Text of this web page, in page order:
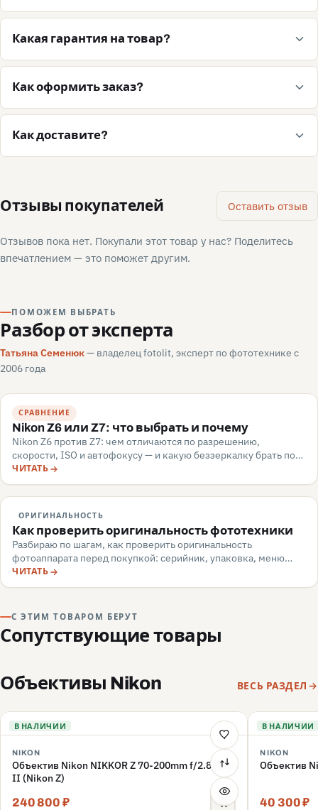
Какая гарантия на товар?
Как оформить заказ?
Как доставите?
Отзывы покупателей Оставить отзыв
Отзывов пока нет. Покупали этот товар у нас? Поделитесь
впечатлением — это поможет другим.
ПОМОЖЕМ ВЫБРАТЬ
Разбор от эксперта
Татьяна Семенюк— владелец fotolit, эксперт по фототехнике с
2006 года
СРАВНЕНИЕ
Nikon Z6 или Z7: что выбрать и почему
Nikon Z6 против Z7: чем отличаются по разрешению,
скорости, ISO и автофокусу — и какую беззеркалку брать под
репортаж или пейзаж. Разбор для апгрейдера, июнь 2026.
ЧИТАТЬ
ОРИГИНАЛЬНОСТЬ
Как проверить оригинальность фототехники
Разбираю по шагам, как проверить оригинальность
фотоаппарата перед покупкой: серийник, упаковка, меню
камеры, маркировка, документы — и какие красные флаги
говорят о подделке или сером импорте.
ЧИТАТЬ
С ЭТИМ ТОВАРОМ БЕРУТ
Сопутствующие товары
Объективы Nikon ВЕСЬ РАЗДЕЛ
В НАЛИЧИИ
NIKON
Объектив Nikon NIKKOR Z 70-200mm f/2.8 VR S
II (Nikon Z)
240 800 ₽
В НАЛИЧИИ
NIKON
Объектив
40 300 ₽